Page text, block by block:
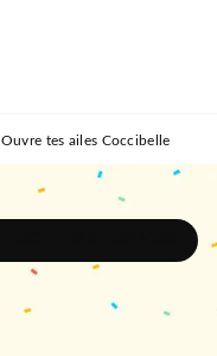
Ouvre tes ailes Coccibelle